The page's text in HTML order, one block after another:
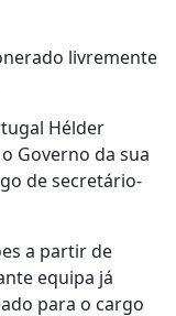
livremente
Hélder
Governo da sua
de secretário-
a partir de
equipa já
para o cargo